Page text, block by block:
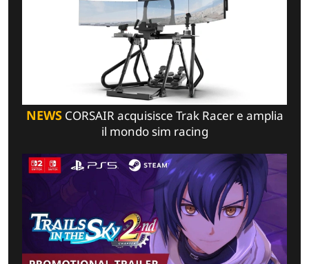
NEWSCORSAIR acquisisce Trak Racer e amplia
il mondo sim racing